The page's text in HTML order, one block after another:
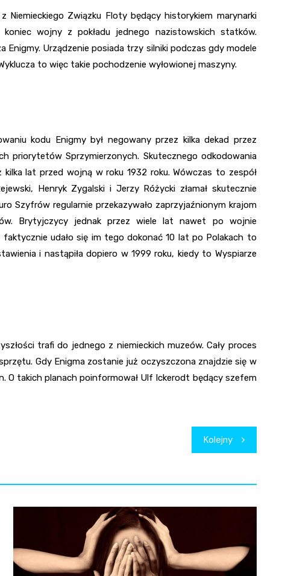
Niemieckiego Związku Floty będący historykiem marynarki
wojny z pokładu jednego nazistowskich statków.
Urządzenie posiada trzy silniki podczas gdy modele
to więc takie pochodzenie wyłowionej maszyny.
kodu Enigmy był negowany przez kilka dekad przez
priorytetów Sprzymierzonych. Skutecznego odkodowania
lat przed wojną w roku 1932 roku. Wówczas to zespół
Henryk Zygalski i Jerzy Różycki złamał skutecznie
Szyfrów regularnie przekazywało zaprzyjaźnionym krajom
Brytyjczycy jednak przez wiele lat nawet po wojnie
udało się im tego dokonać 10 lat po Polakach to
i nastąpiła dopiero w 1999 roku, kiedy to Wyspiarze
trafi do jednego z niemieckich muzeów. Cały proces
Gdy Enigma zostanie już oczyszczona znajdzie się w
O takich planach poinformował Ulf Ickerodt będący szefem
Kolejny